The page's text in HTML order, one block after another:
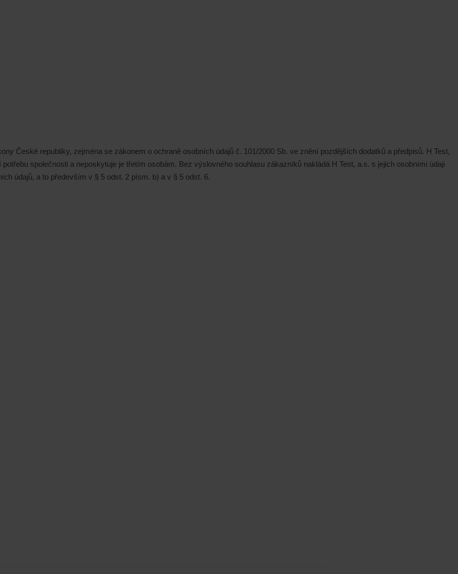
České republiky, zejména se zákonem o ochraně osobních údajů č. 101/2000 Sb. ve znění pozdějších dodatků a předpisů. H Test,
společnosti a neposkytuje je třetím osobám. Bez výslovného souhlasu zákazníků nakládá H Test, a.s. s jejich osobními údaji
údajů, a to především v § 5 odst. 2 písm. b) a v § 5 odst. 6.